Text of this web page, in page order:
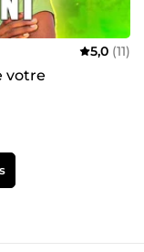
5,0 (11)
votre